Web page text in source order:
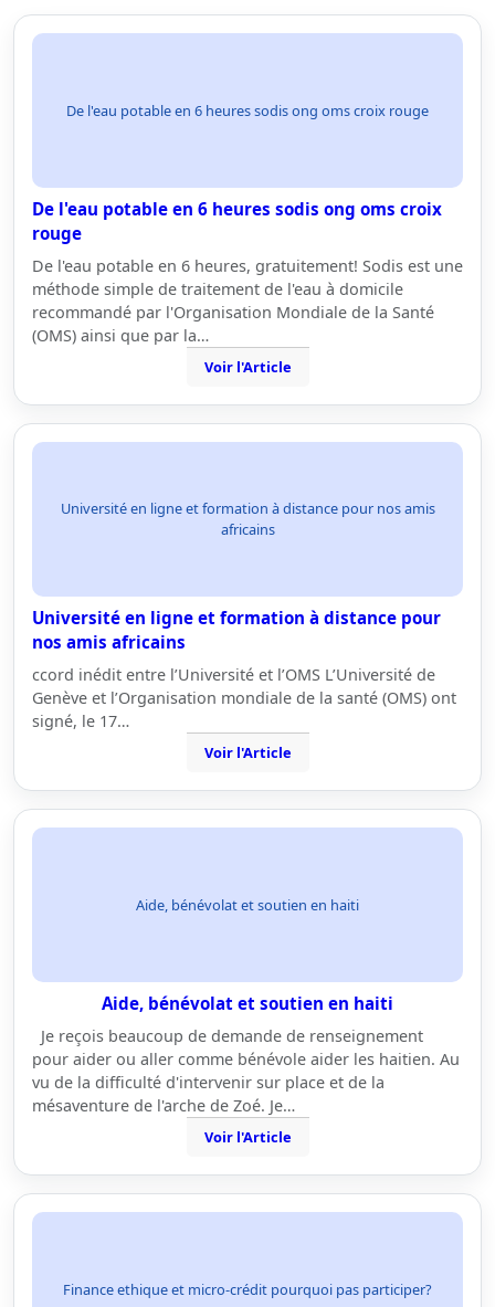
De l'eau potable en 6 heures sodis ong oms croix rouge
De l'eau potable en 6 heures sodis ong oms croix
rouge
De l'eau potable en 6 heures, gratuitement! Sodis est une
méthode simple de traitement de l'eau à domicile
recommandé par l'Organisation Mondiale de la Santé
(OMS) ainsi que par la…
Voir l'Article
Université en ligne et formation à distance pour nos amis
africains
Université en ligne et formation à distance pour
nos amis africains
ccord inédit entre l’Université et l’OMS L’Université de
Genève et l’Organisation mondiale de la santé (OMS) ont
signé, le 17…
Voir l'Article
Aide, bénévolat et soutien en haiti
Aide, bénévolat et soutien en haiti
Je reçois beaucoup de demande de renseignement
pour aider ou aller comme bénévole aider les haitien. Au
vu de la difficulté d'intervenir sur place et de la
mésaventure de l'arche de Zoé. Je…
Voir l'Article
Finance ethique et micro-crédit pourquoi pas participer?